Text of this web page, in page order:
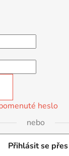
heslo
nebo
Přihlásit se